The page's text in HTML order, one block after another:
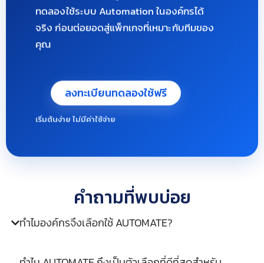
ทดลองใช้ระบบ Automation ในองค์กรได้
จริง ก่อนต่อยอดสู่แพ็กเกจที่เหมาะกับทีมของ
คุณ
ลงทะเบียนทดลองใช้ฟรี
เริ่มต้นง่าย ไม่มีค่าใช้จ่าย
คำถามที่พบบ่อย
ทำไมองค์กรจึงเลือกใช้ AUTOMATE?